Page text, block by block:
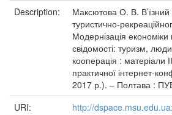
Description:
Максютова О. В. В’їзний
туристично-
Модернізація
свідомості: туризм,
кооперація : матеріали
практичної інтернет-
2017 р.). – Полтава :
URI:
http://